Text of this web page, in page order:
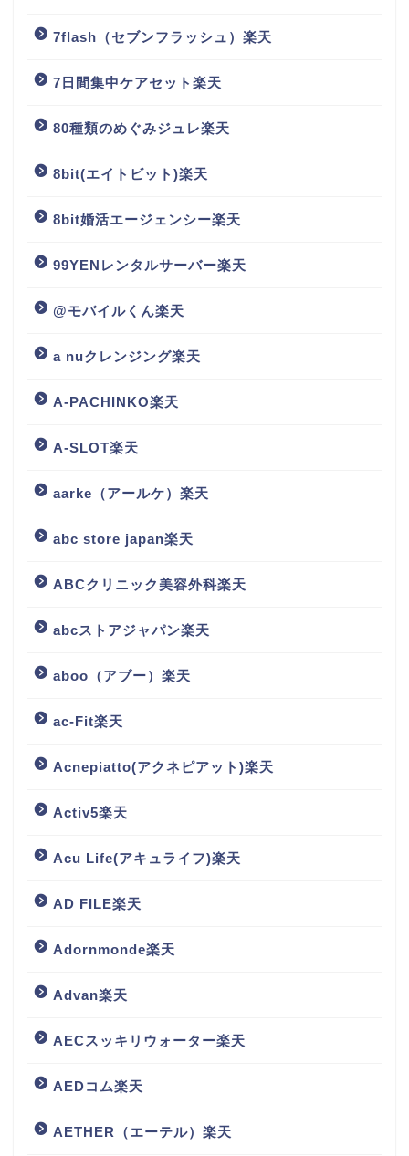
7flash（セブンフラッシュ）楽天
7日間集中ケアセット楽天
80種類のめぐみジュレ楽天
8bit(エイトビット)楽天
8bit婚活エージェンシー楽天
99YENレンタルサーバー楽天
@モバイルくん楽天
a nuクレンジング楽天
A-PACHINKO楽天
A-SLOT楽天
aarke（アールケ）楽天
abc store japan楽天
ABCクリニック美容外科楽天
abcストアジャパン楽天
aboo（アブー）楽天
ac-Fit楽天
Acnepiatto(アクネピアット)楽天
Activ5楽天
Acu Life(アキュライフ)楽天
AD FILE楽天
Adornmonde楽天
Advan楽天
AECスッキリウォーター楽天
AEDコム楽天
AETHER（エーテル）楽天